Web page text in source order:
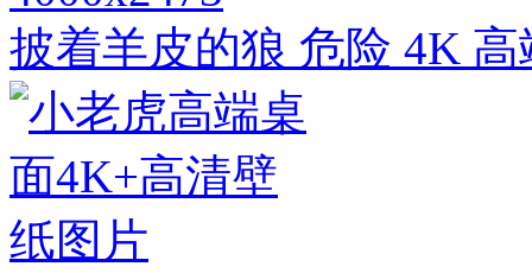
披着羊皮的狼 危险 4K